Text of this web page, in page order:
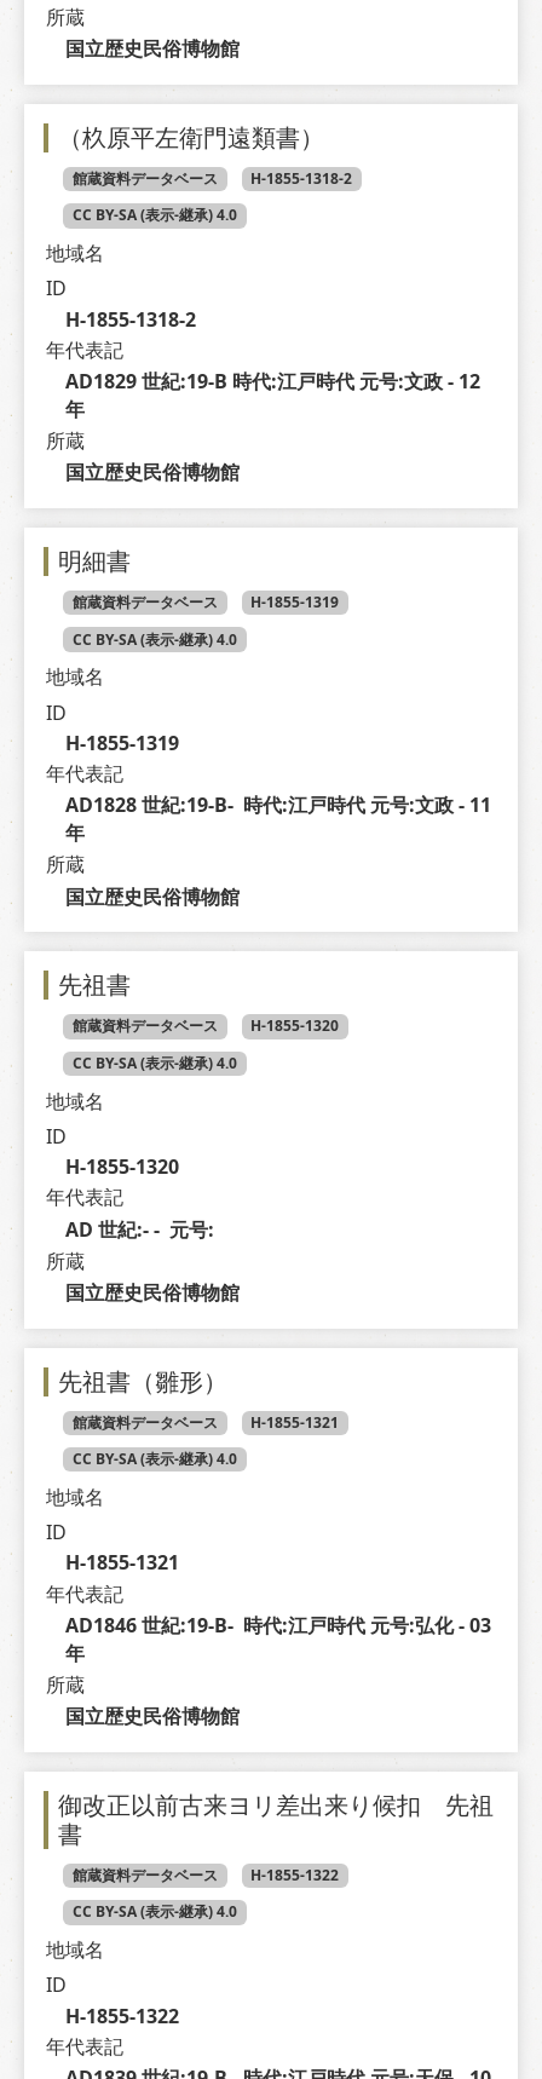
所蔵
国立歴史民俗博物館
（杦原平左衛門遠類書）
館蔵資料データベース
H-1855-1318-2
CC BY-SA (表示-継承) 4.0
地域名
ID
H-1855-1318-2
年代表記
AD1829 世紀:19-B 時代:江戸時代 元号:文政 - 12
年
所蔵
国立歴史民俗博物館
明細書
館蔵資料データベース
H-1855-1319
CC BY-SA (表示-継承) 4.0
地域名
ID
H-1855-1319
年代表記
AD1828 世紀:19-B-  時代:江戸時代 元号:文政 - 11
年
所蔵
国立歴史民俗博物館
先祖書
館蔵資料データベース
H-1855-1320
CC BY-SA (表示-継承) 4.0
地域名
ID
H-1855-1320
年代表記
AD 世紀:- -  元号:
所蔵
国立歴史民俗博物館
先祖書（雛形）
館蔵資料データベース
H-1855-1321
CC BY-SA (表示-継承) 4.0
地域名
ID
H-1855-1321
年代表記
AD1846 世紀:19-B-  時代:江戸時代 元号:弘化 - 03
年
所蔵
国立歴史民俗博物館
御改正以前古来ヨリ差出来り候扣 先祖
書
館蔵資料データベース
H-1855-1322
CC BY-SA (表示-継承) 4.0
地域名
ID
H-1855-1322
年代表記